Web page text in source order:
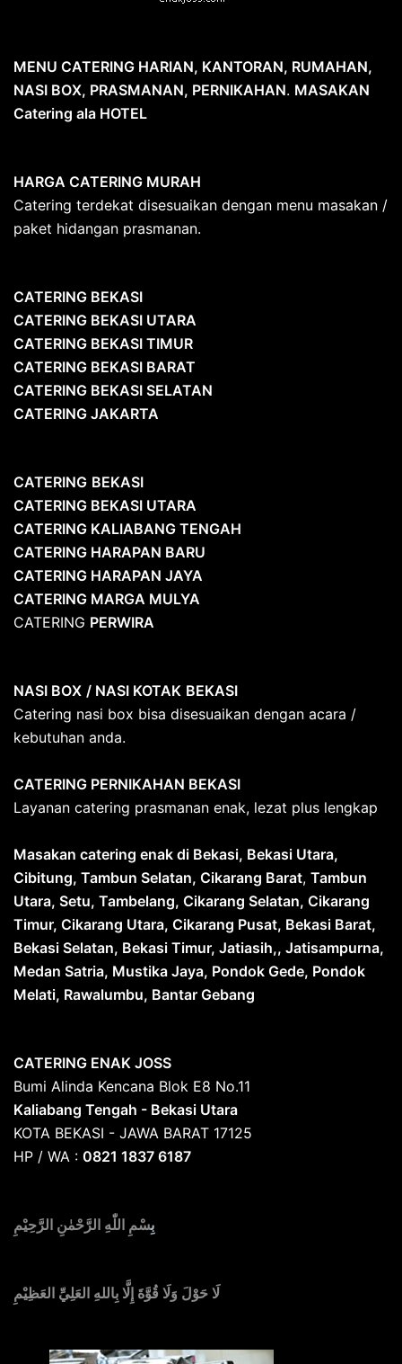
MENU CATERING HARIAN, KANTORAN, RUMAHAN,
NASI BOX, PRASMANAN, PERNIKAHAN. MASAKAN
Catering ala HOTEL
HARGA CATERING MURAH
Catering terdekat disesuaikan dengan menu masakan /
paket hidangan prasmanan.
CATERING BEKASI
CATERING BEKASI UTARA
CATERING BEKASI TIMUR
CATERING BEKASI BARAT
CATERING BEKASI SELATAN
CATERING JAKARTA
CATERING BEKASI
CATERING BEKASI UTARA
CATERING KALIABANG TENGAH
CATERING HARAPAN BARU
CATERING HARAPAN JAYA
CATERING MARGA MULYA
CATERING PERWIRA
NASI BOX / NASI KOTAK BEKASI
Catering nasi box bisa disesuaikan dengan acara /
kebutuhan anda.
CATERING PERNIKAHAN BEKASI
Layanan catering prasmanan enak, lezat plus lengkap
Masakan catering enak di Bekasi, Bekasi Utara,
Cibitung, Tambun Selatan, Cikarang Barat, Tambun
Utara, Setu, Tambelang, Cikarang Selatan, Cikarang
Timur, Cikarang Utara, Cikarang Pusat, Bekasi Barat,
Bekasi Selatan, Bekasi Timur, Jatiasih,, Jatisampurna,
Medan Satria, Mustika Jaya, Pondok Gede, Pondok
Melati, Rawalumbu, Bantar Gebang
CATERING ENAK JOSS
Bumi Alinda Kencana Blok E8 No.11
Kaliabang Tengah - Bekasi Utara
KOTA BEKASI - JAWA BARAT 17125
HP / WA : 0821 1837 6187
بِسْمِ اللّٰهِ الرَّحْمٰنِ الرَّحِيْمِ
لَا حَوْلَ وَلَا قُوَّةَ إِلَّا بِاللهِ العَلِيِّ العَظِيْمِ